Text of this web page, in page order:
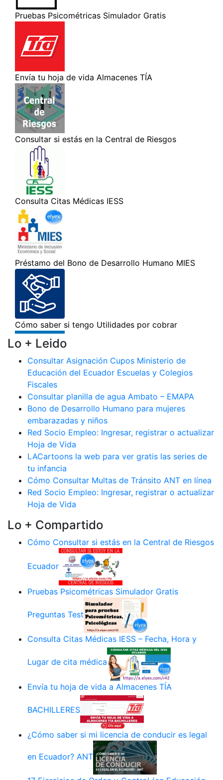
Lo + Leido
Consultar Asignación Cupos Ministerio de
Educación del Ecuador Escuelas y Colegios
Fiscales
Consultar planilla de agua Ambato – EMAPA
Bono de Desarrollo Humano para mujeres
embarazadas y niños
Red Socio Empleo: Ingresar, registrar o actualizar
Hoja de Vida
LACartoons la web para ver gratis las series de
tu infancia
Cómo Consultar Multas de Tránsito ANT en línea
Red Socio Empleo: Ingresar, registrar o actualizar
Hoja de Vida
Lo + Compartido
Cómo Consultar si estás en la Central de Riesgos
Ecuador
Pruebas Psicométricas Simulador Gratis
Preguntas Test
Consulta Citas Médicas IESS – Fecha, Hora y
Lugar de cita médica
Envía tu hoja de vida a Almacenes TÍA
BACHILLERES
¿Cómo saber si mi licencia de conducir es legal
en Ecuador? ANT